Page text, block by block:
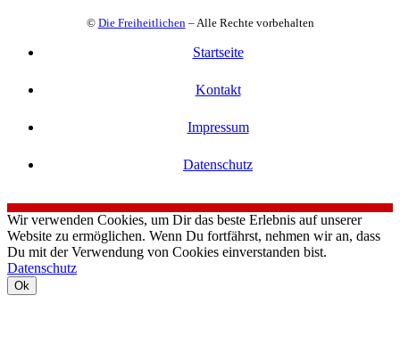
© Die Freiheitlichen – Alle Rechte vorbehalten
Startseite
Kontakt
Impressum
Datenschutz
Wir verwenden Cookies, um Dir das beste Erlebnis auf unserer
Website zu ermöglichen. Wenn Du fortfährst, nehmen wir an, dass
Du mit der Verwendung von Cookies einverstanden bist.
Datenschutz
Ok